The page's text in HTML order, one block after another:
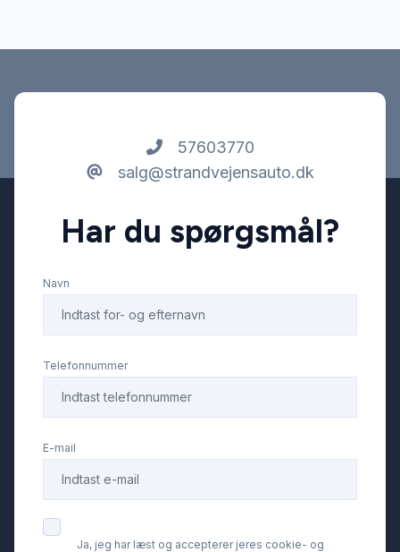
Servostyring
Splitbagsæder
Startspærre
Sædevarme
Tonede ruder
USB tilslutning
57603770
salg@strandvejensauto.dk
Har du spørgsmål?
Navn
Telefonnummer
E-mail
Ja, jeg har læst og accepterer jeres cookie- og